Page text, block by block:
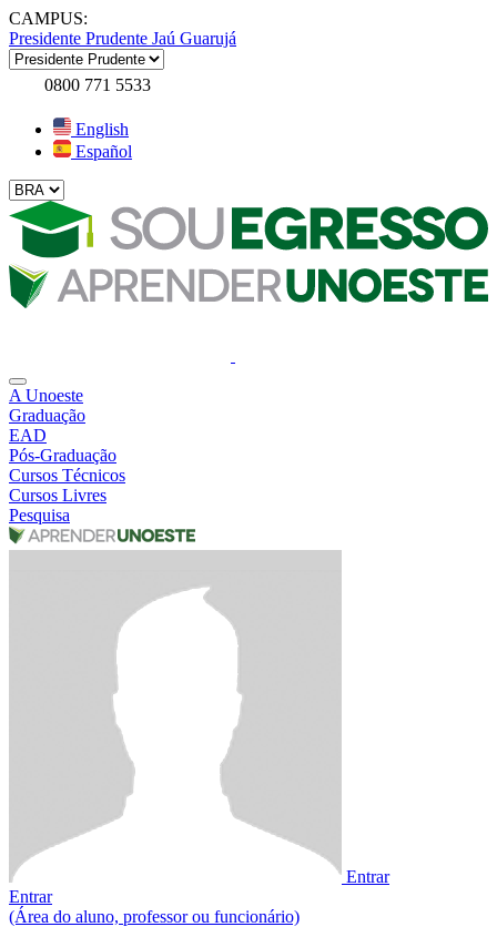
CAMPUS:
Presidente Prudente Jaú Guarujá
0800 771 5533
English
Español
A Unoeste
Graduação
EAD
Pós-Graduação
Cursos Técnicos
Cursos Livres
Pesquisa
Entrar
Entrar
(Área do aluno, professor ou funcionário)